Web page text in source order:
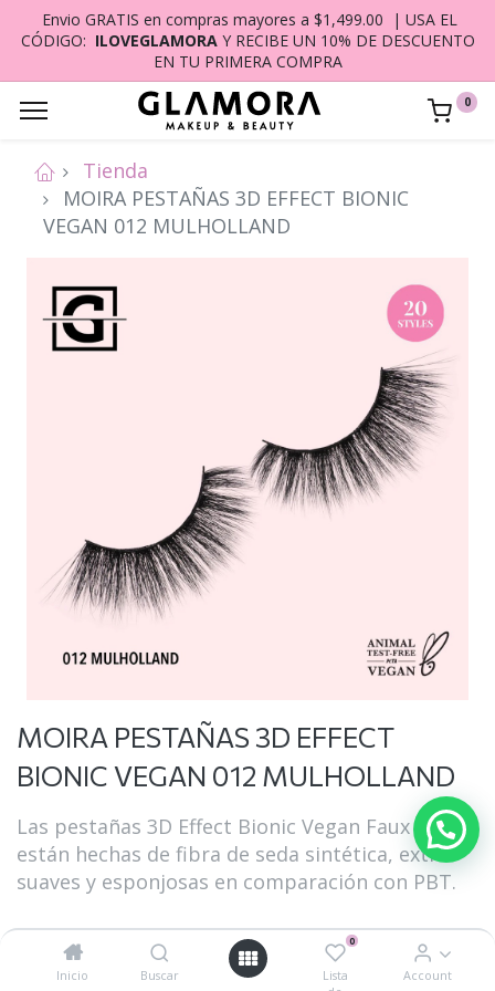
Inicio Buscar
0
Lista
Account
Envio GRATIS en compras mayores a $1,499.00 | USA EL
CÓDIGO: ILOVEGLAMORA Y RECIBE UN 10% DE DESCUENTO
EN TU PRIMERA COMPRA
0
Tienda
MOIRA PESTAÑAS 3D EFFECT BIONIC
VEGAN 012 MULHOLLAND
MOIRA PESTAÑAS 3D EFFECT
BIONIC VEGAN 012 MULHOLLAND
Las pestañas 3D Effect Bionic Vegan Faux Mink
están hechas de fibra de seda sintética, extra
suaves y esponjosas en comparación con PBT.
1. Material de imitación de visón supersuave e
innovador